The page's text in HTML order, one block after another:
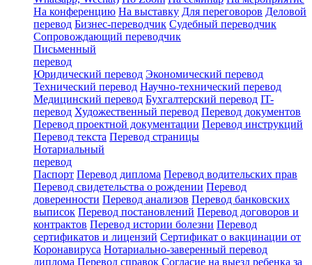
На конференцию На выставку Для переговоров Деловой
перевод Бизнес-переводчик Судебный переводчик
Сопровождающий переводчик
Письменный
перевод
Юридический перевод Экономический перевод
Технический перевод Научно-технический перевод
Медицинский перевод Бухгалтерский перевод IT-
перевод Художественный перевод Перевод документов
Перевод проектной документации Перевод инструкций
Перевод текста Перевод страницы
Нотариальный
перевод
Паспорт Перевод диплома Перевод водительских прав
Перевод свидетельства о рождении Перевод
доверенности Перевод анализов Перевод банковских
выписок Перевод постановлений Перевод договоров и
контрактов Перевод истории болезни Перевод
сертификатов и лицензий Сертификат о вакцинации от
Коронавируса Нотариально-заверенный перевод
диплома Перевод справок Согласие на выезд ребенка за